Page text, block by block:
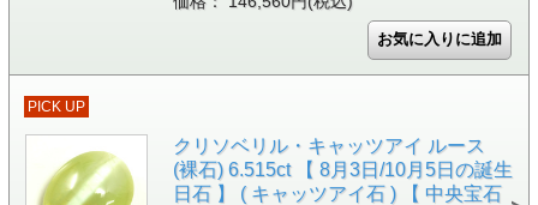
PICK UP
クリソベリル・キャッツアイ ルース
(裸石) 6.515ct 【 8月3日/10月5日の誕生
日石 】 ( キャッツアイ石 ) 【 中央宝石